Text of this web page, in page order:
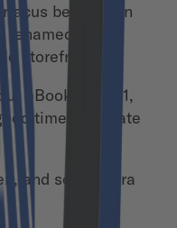
became an
“SAP
storefront.”
eBook in 2021,
time to update
and some extra